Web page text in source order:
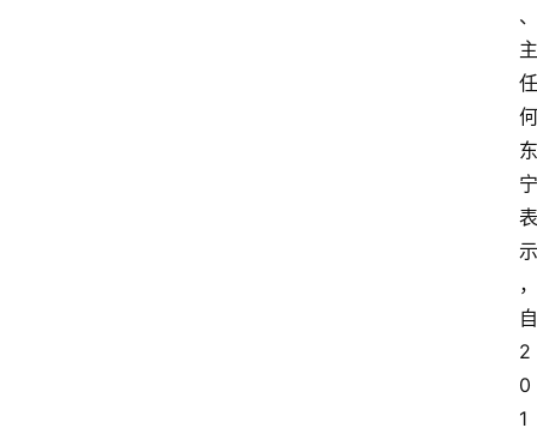
、
主
任
何
东
宁
表
示
，
自
2
0
1